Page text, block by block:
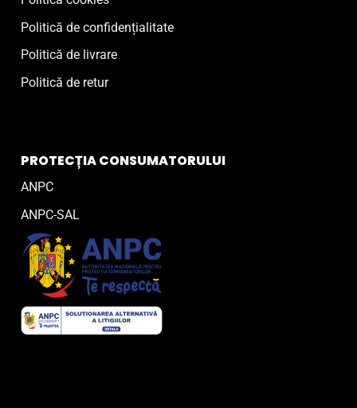
Politică de confidențialitate
Politică de livrare
Politică de retur
PROTECȚIA CONSUMATORULUI
ANPC
ANPC-SAL